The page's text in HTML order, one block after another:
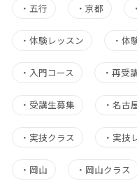
・ 五行 ・京都
・ 体験レッスン ・体
・ 入門コース ・再受
・ 受講生募集 ・名古
・ 実技クラス ・ 実技
・ 岡山 ・ 岡山クラス